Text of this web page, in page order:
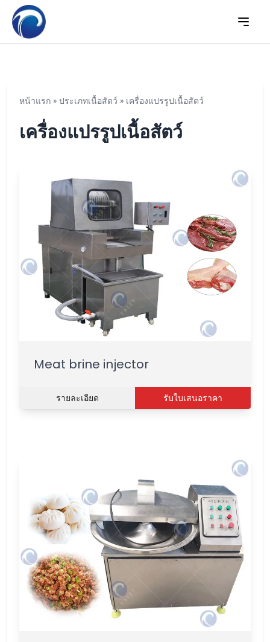
หน้าแรก » ประเภทเนื้อสัตว์ » เครื่องแปรรูปเนื้อสัตว์
เครื่องแปรรูปเนื้อสัตว์
Meat brine injector
รายละเอียด รับใบเสนอราคา